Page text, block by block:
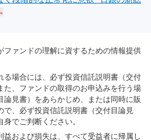
ファンドの理解に資するための情報提供
る場合には、必ず投資信託説明書（交付
た、ファンドの取得のお申込みを行う場
見書）をあらかじめ、または同時に販
、必ず投資信託説明書（交付目論見
でご判断ください。
および損失は、すべて受益者に帰属し